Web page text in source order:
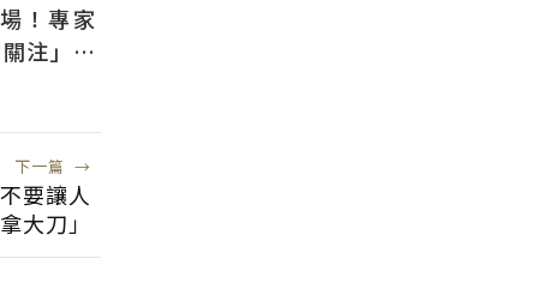
！專家
注」：
下一篇 →
要讓人
拿大刀」